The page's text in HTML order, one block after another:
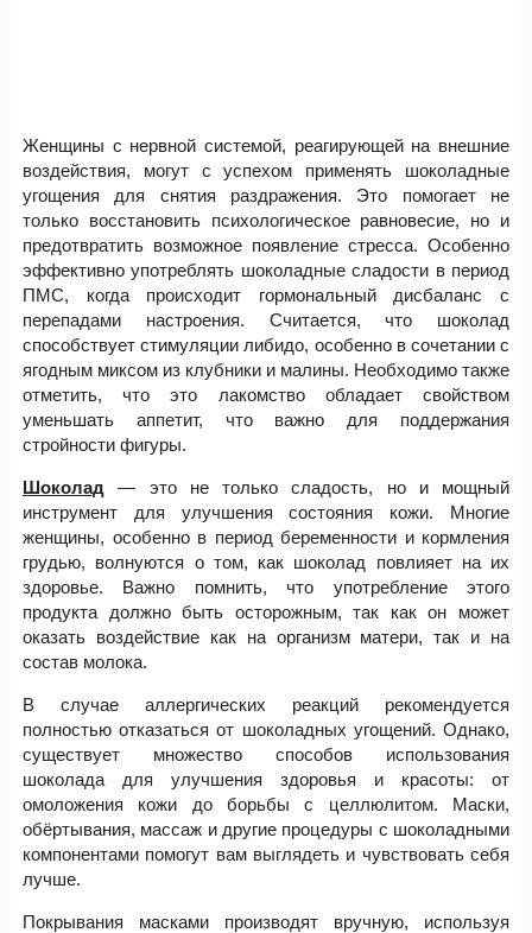
Женщины с нервной системой, реагирующей на внешние
воздействия, могут с успехом применять шоколадные
угощения для снятия раздражения. Это помогает не
только восстановить психологическое равновесие, но и
предотвратить возможное появление стресса. Особенно
эффективно употреблять шоколадные сладости в период
ПМС, когда происходит гормональный дисбаланс с
перепадами настроения. Считается, что шоколад
способствует стимуляции либидо, особенно в сочетании с
ягодным миксом из клубники и малины. Необходимо также
отметить, что это лакомство обладает свойством
уменьшать аппетит, что важно для поддержания
стройности фигуры.
Шоколад — это не только сладость, но и мощный
инструмент для улучшения состояния кожи. Многие
женщины, особенно в период беременности и кормления
грудью, волнуются о том, как шоколад повлияет на их
здоровье. Важно помнить, что употребление этого
продукта должно быть осторожным, так как он может
оказать воздействие как на организм матери, так и на
состав молока.
В случае аллергических реакций рекомендуется
полностью отказаться от шоколадных угощений. Однако,
существует множество способов использования
шоколада для улучшения здоровья и красоты: от
омоложения кожи до борьбы с целлюлитом. Маски,
обёртывания, массаж и другие процедуры с шоколадными
компонентами помогут вам выглядеть и чувствовать себя
лучше.
Покрывания масками производят вручную, используя